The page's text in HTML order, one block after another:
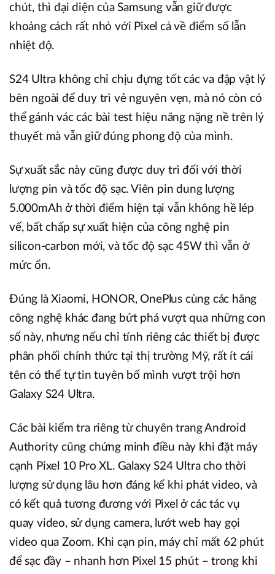
chút, thì đại diện của Samsung vẫn giữ được
khoảng cách rất nhỏ với Pixel cả về điểm số lẫn
nhiệt độ.
S24 Ultra không chỉ chịu đựng tốt các va đập vật lý
bên ngoài để duy trì vẻ nguyên vẹn, mà nó còn có
thể gánh vác các bài test hiệu năng nặng nề trên lý
thuyết mà vẫn giữ đúng phong độ của mình.
Sự xuất sắc này cũng được duy trì đối với thời
lượng pin và tốc độ sạc. Viên pin dung lượng
5.000mAh ở thời điểm hiện tại vẫn không hề lép
vế, bất chấp sự xuất hiện của công nghệ pin
silicon-carbon mới, và tốc độ sạc 45W thì vẫn ở
mức ổn.
Đúng là Xiaomi, HONOR, OnePlus cùng các hãng
công nghệ khác đang bứt phá vượt qua những con
số này, nhưng nếu chỉ tính riêng các thiết bị được
phân phối chính thức tại thị trường Mỹ, rất ít cái
tên có thể tự tin tuyên bố mình vượt trội hơn
Galaxy S24 Ultra.
Các bài kiểm tra riêng từ chuyên trang Android
Authority cũng chứng minh điều này khi đặt máy
cạnh Pixel 10 Pro XL. Galaxy S24 Ultra cho thời
lượng sử dụng lâu hơn đáng kể khi phát video, và
có kết quả tương đương với Pixel ở các tác vụ
quay video, sử dụng camera, lướt web hay gọi
video qua Zoom. Khi cạn pin, máy chỉ mất 62 phút
để sạc đầy – nhanh hơn Pixel 15 phút – trong khi